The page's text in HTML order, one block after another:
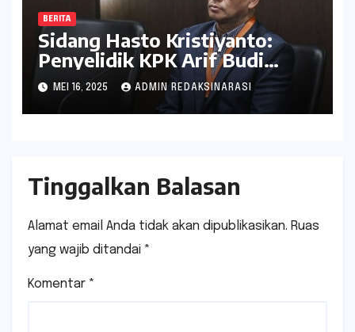
BERITA
Sidang Hasto Kristiyanto:
Penyelidik KPK Arif Budi
Raharjo Dihadirkan sebagai
Saksi Kunci
MEI 16, 2025 ADMIN REDAKSINARASI
Tinggalkan Balasan
Alamat email Anda tidak akan dipublikasikan. Ruas
yang wajib ditandai *
Komentar *